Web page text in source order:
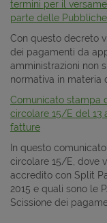
termini per il
parte delle
Con questo decreto
dei pagamenti da
amministrazioni non
normativa in materia
Comunicato stampa
circolare 15/E del 13
fatture
In questo
circolare 15/E, dove
accredito con Split
2015 e quali sono le
Scissione dei